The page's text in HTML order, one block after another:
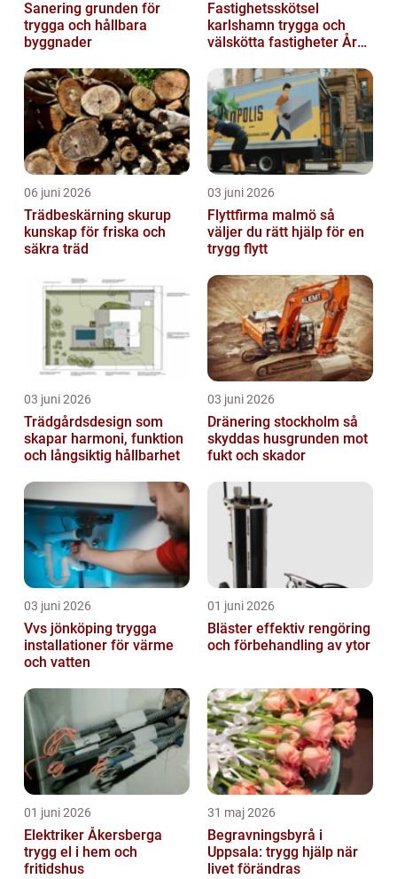
Sanering grunden för
trygga och hållbara
byggnader
Fastighetsskötsel
karlshamn trygga och
välskötta fastigheter Året
06 juni 2026
Trädbeskärning skurup
kunskap för friska och
säkra träd
03 juni 2026
Flyttfirma malmö så
väljer du rätt hjälp för en
trygg flytt
03 juni 2026
Trädgårdsdesign som
skapar harmoni, funktion
och långsiktig hållbarhet
03 juni 2026
Dränering stockholm så
skyddas husgrunden mot
fukt och skador
03 juni 2026
Vvs jönköping trygga
installationer för värme
och vatten
01 juni 2026
Bläster effektiv rengöring
och förbehandling av ytor
01 juni 2026
Elektriker Åkersberga
trygg el i hem och
fritidshus
31 maj 2026
Begravningsbyrå i
Uppsala: trygg hjälp när
livet förändras